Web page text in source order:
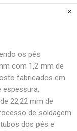
os pés
com 1,2 mm de
fabricados em
22,22 mm de
de soldagem
dos pés e